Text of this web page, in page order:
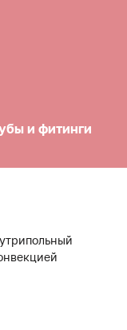
и фитинги